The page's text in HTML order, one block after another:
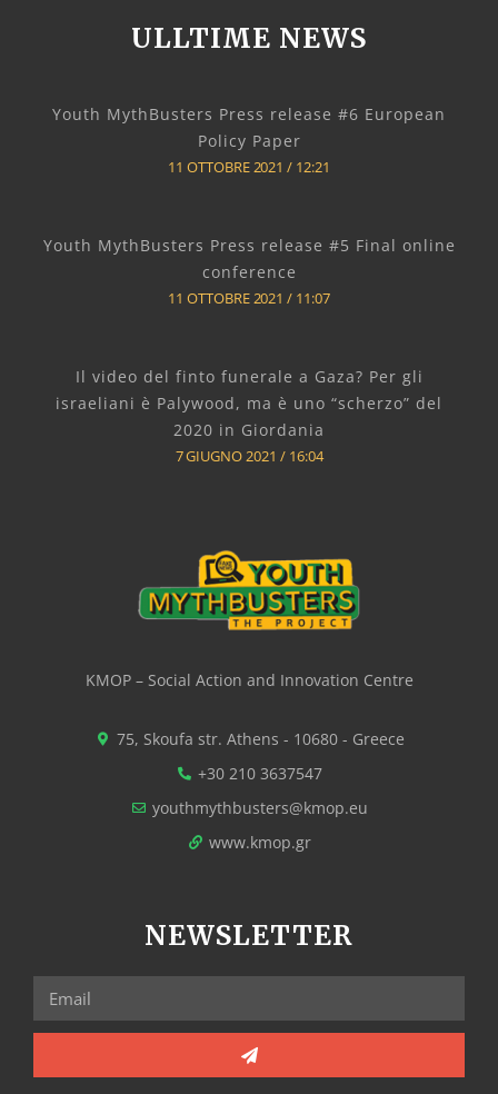
ULLTIME NEWS
Youth MythBusters Press release #6 European
Policy Paper
11 OTTOBRE 2021 12:21
Youth MythBusters Press release #5 Final online
conference
11 OTTOBRE 2021 11:07
Il video del finto funerale a Gaza? Per gli
israeliani è Palywood, ma è uno “scherzo” del
2020 in Giordania
7 GIUGNO 2021 16:04
KMOP – Social Action and Innovation Centre
75, Skoufa str. Athens - 10680 - Greece
+30 210 3637547
youthmythbusters@kmop.eu
www.kmop.gr
NEWSLETTER